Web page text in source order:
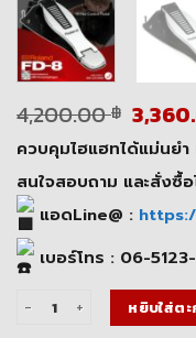
4,200.00฿
price
was:
ควบคุมไฮแฮทได้แม่นย
สนใจสอบถาม และสั่งซื้
แอดLine@ :
เบอร์โทร : 06-
จำนวน แป้นไฮแฮทไฟฟ้าหยิบใส่ตะ